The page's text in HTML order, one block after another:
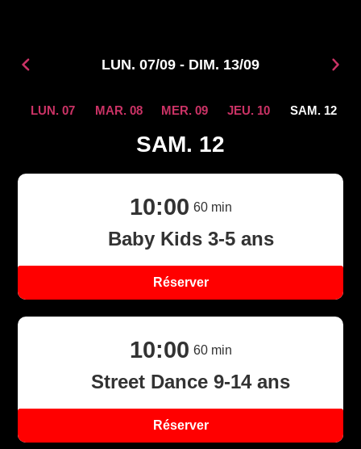
LUN. 07/09 - DIM. 13/09
LUN. 07 MAR. 08 MER. 09 JEU. 10 SAM. 12
SAM. 12
10:00 60min
Baby Kids 3-5 ans
Réserver
10:00 60min
Street Dance 9-14 ans
Réserver